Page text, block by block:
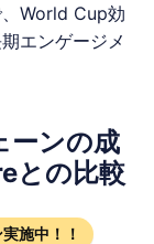
World Cup効
エンゲージメ
ーンの成
との比較
施中！！